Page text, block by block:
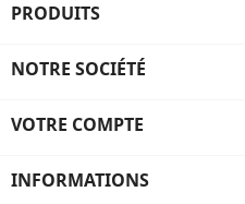
PRODUITS
NOTRE SOCIÉTÉ
VOTRE COMPTE
INFORMATIONS